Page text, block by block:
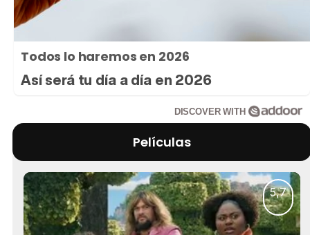
Todos lo haremos en 2026
Así será tu día a día en 2026
DISCOVER WITH
Películas
5,7